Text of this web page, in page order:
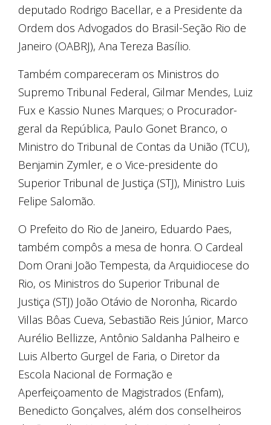
deputado Rodrigo Bacellar, e a Presidente da
Ordem dos Advogados do Brasil-Seção Rio de
Janeiro (OABRJ), Ana Tereza Basílio.
Também compareceram os Ministros do
Supremo Tribunal Federal, Gilmar Mendes, Luiz
Fux e Kassio Nunes Marques; o Procurador-
geral da República, Paulo Gonet Branco, o
Ministro do Tribunal de Contas da União (TCU),
Benjamin Zymler, e o Vice-presidente do
Superior Tribunal de Justiça (STJ), Ministro Luis
Felipe Salomão.
O Prefeito do Rio de Janeiro, Eduardo Paes,
também compôs a mesa de honra. O Cardeal
Dom Orani João Tempesta, da Arquidiocese do
Rio, os Ministros do Superior Tribunal de
Justiça (STJ) João Otávio de Noronha, Ricardo
Villas Bôas Cueva, Sebastião Reis Júnior, Marco
Aurélio Bellizze, Antônio Saldanha Palheiro e
Luis Alberto Gurgel de Faria, o Diretor da
Escola Nacional de Formação e
Aperfeiçoamento de Magistrados (Enfam),
Benedicto Gonçalves, além dos conselheiros